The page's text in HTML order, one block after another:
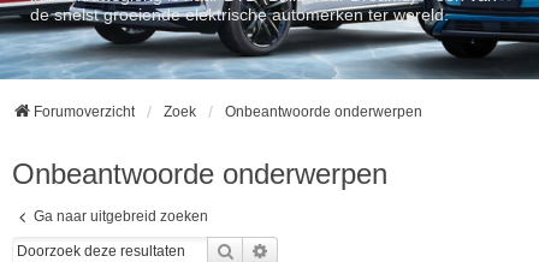
de snelst groeiende elektrische automerken ter wereld.
Forumoverzicht Zoek Onbeantwoorde onderwerpen
Onbeantwoorde onderwerpen
Ga naar uitgebreid zoeken
Zoek